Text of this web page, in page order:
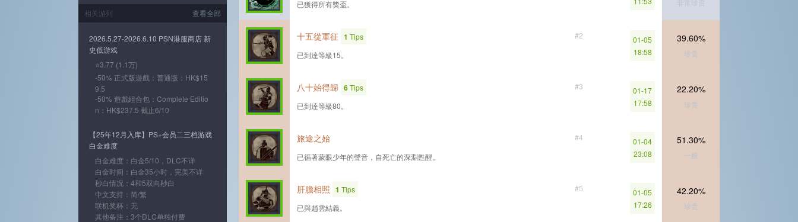
已獲得所有獎盃。
非常珍贵
#2
十五從軍征 1 Tips
已到達等級15。
01-05
18:58
39.60%
珍贵
#3
八十始得歸 6Tips
已到達等級80。
01-17
17:58
22.20%
珍贵
#4
旅途之始
已循著蒙眼少年的聲音，自死亡的深淵甦醒。
01-04
23:08
51.30%
一般
#5
肝膽相照 1 Tips
已與趙雲結義。
01-05
17:26
42.20%
珍贵
查看全部
相关游列
2026.5.27-2026.6.10 PSN港服商店 新
史低游戏
⭐3.77 (1.1万)
-50% 正式版遊戲：普通版：HK$15
9.5
-50% 遊戲組合包：Complete Editio
n：HK$237.5 截止6/10
【25年12月入库】PS+会员二三档游戏
白金难度
白金难度：白金5/10，DLC不详
白金时间：白金35小时，完美不详
秒白情况：4和5双向秒白
中文支持：简/繁
联机奖杯：无
其他备注：3个DLC单独付费